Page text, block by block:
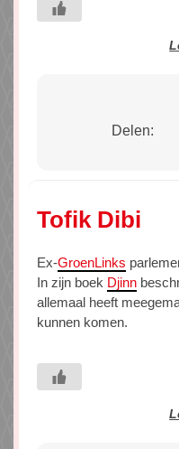
Delen:
Tofik Dibi
Ex-GroenLinks
In zijn boek Djinn
allemaal heeft
kunnen komen.